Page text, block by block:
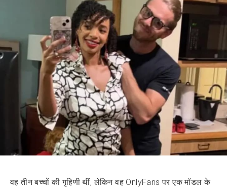
वह तीन बच्चों की गृहिणी थीं, लेकिन वह OnlyFans पर एक मॉडल के